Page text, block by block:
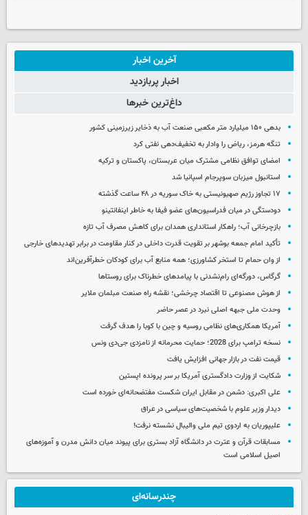
آخرین اخبار
اخبار پربازدید
داغ‌ترین خبرها
بدهی ۱۵۰ میلیارد متر مکعبی صنعت آب به ذخایر زیرزمینی کشور
تنگه هرمز، ریاض را وادار به تخفیف‌دهی نفتی کرد
امضای توافق نظامی مشترک میان عربستان، پاکستان و ترکیه
استانبول میزبان سوپرجام اسپانیا شد
۱۷ تجاوز رژیم صهیونیستی به خاک سوریه در ۴۸ ساعت گذشته
دودستگی در میان فدراسیون‌های عضو فیفا به خاطر اینفانتینو
بازچرخانی آب؛ راهکار استانداری همدان برای کاهش مصرف آب تازه
تأکید امام جمعه بوشهر بر تقویت قدرت داخلی در کنار مقاومت در برابر تهدیدهای خارجی
از وان حمام تا استخر کشاورزی؛ همه منابع آب برای کودکان خطرآفرین‌اند
گرگاس، دورگه‌ای رام‌نشدنی با پیامدهای خطرناک برای روستاها
از هوش مصنوعی تا اقتصاد چرخشی؛ نقشه راه صنعت مبلمان ملایر
وحدت ملی جبهه اصلی نبرد در عصر حاضر
آمریکا همکاری‌های نظامی روسیه و چین با کوبا را هدف گرفت
نسخه ترامپ برای 2028؛ حمایت محرمانه از نامزدی جی‌دی ونس
قیمت نفت در بازار جهانی افزایش یافت
شکایت از وزارت دادگستری آمریکا بر سر پرونده اپستین
علی اکبری: دشمن در مقابل ایران شکست مفتضحانه‌ای خورده است
دیدار وزیر علوم با شخصیت‌های سیاسی در عراق
علیپوریان به اردوی تیم ملی والیبال نشسته نرفت!
مسابقات قرآن و عترت در دانشگاه آزاد بستری برای پیوند میان دانش مدرن و آموزه‌های
اصیل اسلامی است
چندرسانه‌ای